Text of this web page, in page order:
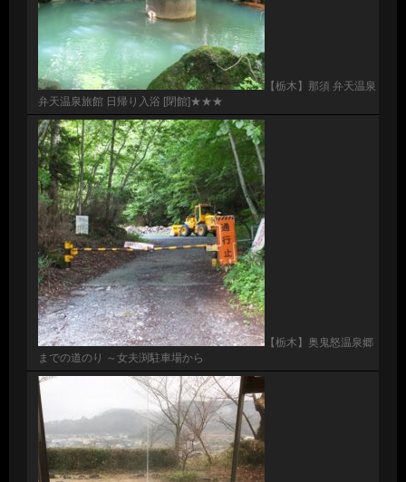
【栃木】那須 弁天温泉
弁天温泉旅館 日帰り入浴 [閉館]★★★
【栃木】奥鬼怒温泉郷
までの道のり ～女夫渕駐車場から